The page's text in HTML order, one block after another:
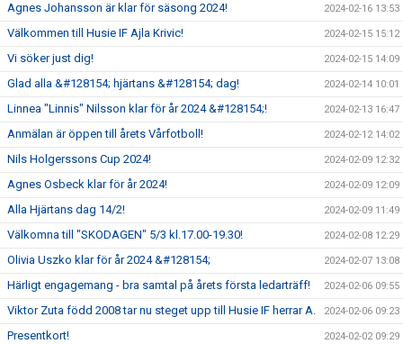
Agnes Johansson är klar för säsong 2024! 2024-02-16 13:53
Välkommen till Husie IF Ajla Krivic! 2024-02-15 15:12
Vi söker just dig! 2024-02-15 14:09
Glad alla &#128154; hjärtans &#128154; dag! 2024-02-14 10:01
Linnea "Linnis" Nilsson klar för år 2024 &#128154;! 2024-02-13 16:47
Anmälan är öppen till årets Vårfotboll! 2024-02-12 14:02
Nils Holgerssons Cup 2024! 2024-02-09 12:32
Agnes Osbeck klar för år 2024! 2024-02-09 12:09
Alla Hjärtans dag 14/2! 2024-02-09 11:49
Välkomna till "SKODAGEN" 5/3 kl.17.00-19.30! 2024-02-08 12:29
Olivia Uszko klar för år 2024 &#128154; 2024-02-07 13:08
Härligt engagemang - bra samtal på årets första ledarträff! 2024-02-06 09:55
Viktor Zuta född 2008 tar nu steget upp till Husie IF herrar A. 2024-02-06 09:23
Presentkort! 2024-02-02 09:29